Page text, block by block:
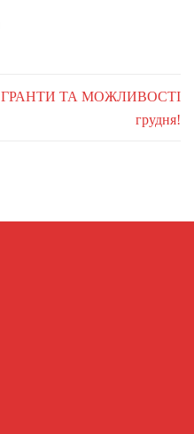
ГРАНТИ ТА МОЖЛИВОСТІ
грудня!